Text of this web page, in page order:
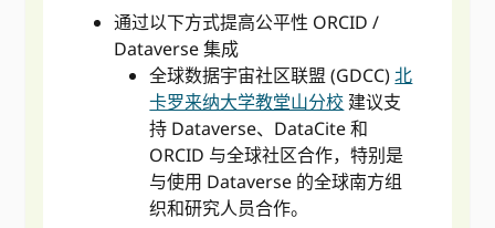
通过以下方式提高公平性 ORCID /
Dataverse 集成
全球数据宇宙社区联盟 (GDCC)北
卡罗来纳大学教堂山分校 建议支
持 Dataverse、DataCite 和
ORCID 与全球社区合作，特别是
与使用 Dataverse 的全球南方组
织和研究人员合作。